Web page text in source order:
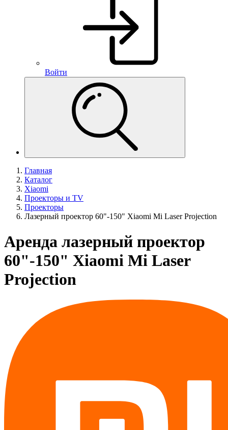
Войти
Главная
Каталог
Xiaomi
Проекторы и TV
Проекторы
Лазерный проектор 60"-150" Xiaomi Mi Laser Projection
Аренда лазерный проектор
60"-150" Xiaomi Mi Laser
Projection